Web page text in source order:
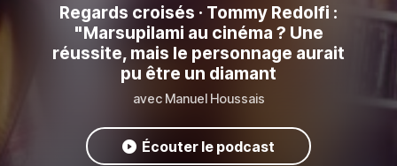
Regards croisés · Tommy Redolfi :
"Marsupilami au cinéma ? Une
réussite, mais le personnage aurait
pu être un diamant
avec Manuel Houssais
Écouter le podcast